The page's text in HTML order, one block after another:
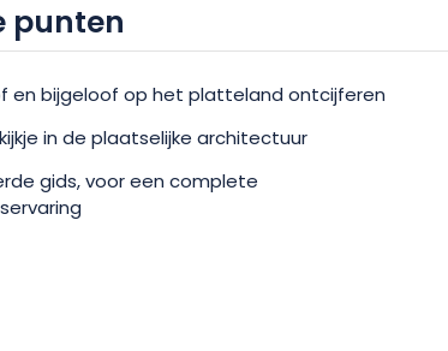
punten
en bijgeloof op het platteland ontcijferen
in de plaatselijke architectuur
gids, voor een complete